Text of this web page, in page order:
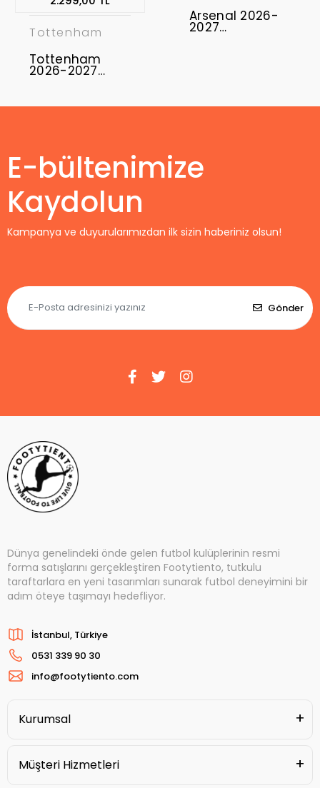
Tottenham
Tottenham
2026-2027
Away
Arsenal 2026-
2027
E-bültenimize
Kaydolun
Kampanya ve duyurularımızdan ilk sizin haberiniz olsun!
Gönder
Dünya genelindeki önde gelen futbol kulüplerinin resmi
forma satışlarını gerçekleştiren Footytiento, tutkulu
taraftarlara en yeni tasarımları sunarak futbol deneyimini bir
adım öteye taşımayı hedefliyor.
İstanbul, Türkiye
0531 339 90 30
info@footytiento.com
Kurumsal
Müşteri Hizmetleri